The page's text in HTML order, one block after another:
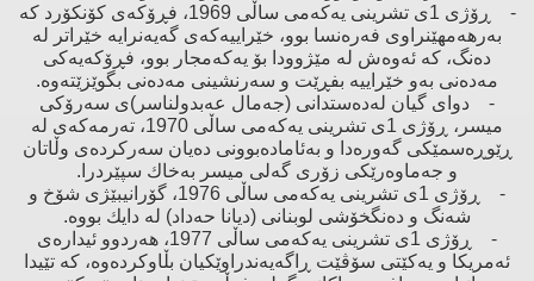
- ڕۆژی 1ی تشرینی یەكەمی ساڵی 1969، فڕۆكەی كۆنكۆرد كە
بەرهەمهێنراوی فەرەنسا بوو، خێراییەكەی گەیەنرایە خێراتر لە
دەنگ، كە ئەوەش لە مێژوودا بۆ یەكەمجار بوو، فڕۆكەیەكی
مەدەنی بەو خێراییە بفڕێت ‌و سەرنشینی مەدەنی بگوێزێتەوە.
- دوای گیان لەدەستدانی (جەمال عەبدولناسر)ی سەرۆكی
میسر، ڕۆژی 1ی تشرینی یەكەمی ساڵی 1970، تەرمەكەی لە
ڕێوڕەسمێكی گەورەدا ‌و بەئامادەبوونی دەیان سەركردەی وڵاتان
‌و جەماوەرێكی زۆری گەلی میسر بەخاك سپێردرا.
- ڕۆژی 1ی تشرینی یەكەمی ساڵی 1976، گۆرانیبێژی شۆخ ‌و
شەنگ ‌و دەنگخۆشی لوبنانی (دیانا حەداد) لە دایك بووە.
- ڕۆژی 1ی تشرینی یەكەمی ساڵی 1977، هەردوو ئیدارەی
ئەمریكا ‌و یەكێتی سۆڤێت ڕاگەیەندراوێكیان بڵاوكردەوە، كە تێیدا